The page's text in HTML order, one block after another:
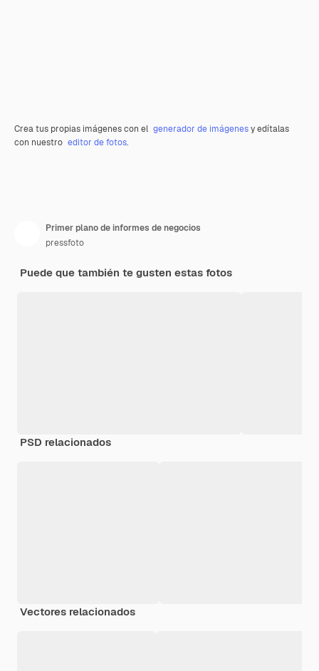
Crea tus propias imágenes con el generador de imágenesy edítalas
con nuestro editor de fotos.
Primer plano de informes de negocios
pressfoto
Puede que también te gusten estas fotos
PSD relacionados
Vectores relacionados